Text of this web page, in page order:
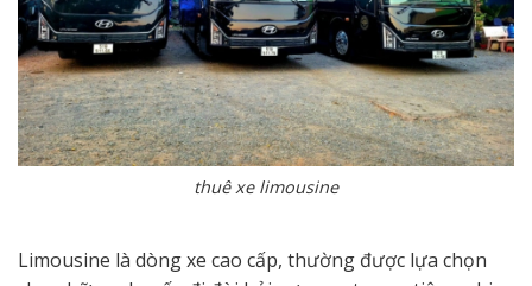
thuê xe limousine
Limousine là dòng xe cao cấp, thường được lựa chọn